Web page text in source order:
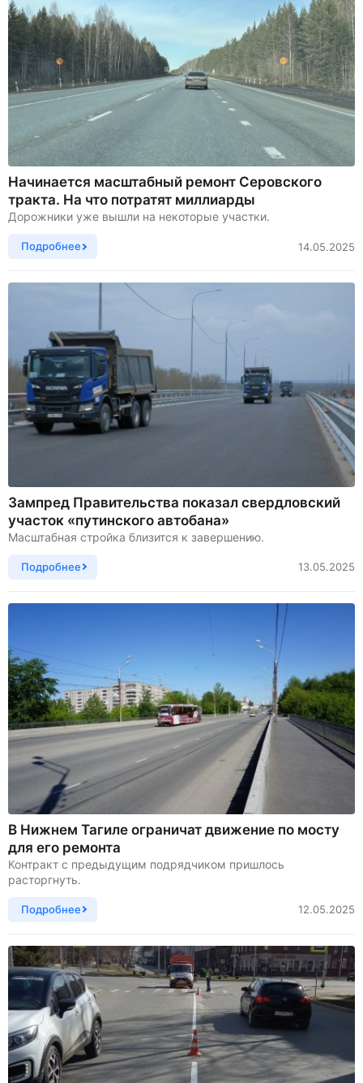
Начинается масштабный ремонт Серовского
тракта. На что потратят миллиарды
Дорожники уже вышли на некоторые участки.
Подробнее 14.05.2025
Зампред Правительства показал свердловский
участок «путинского автобана»
Масштабная стройка близится к завершению.
Подробнее 13.05.2025
В Нижнем Тагиле ограничат движение по мосту
для его ремонта
Контракт с предыдущим подрядчиком пришлось
расторгнуть.
Подробнее 12.05.2025